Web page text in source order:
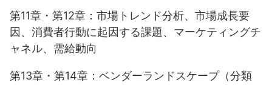
第11章・第12章：市場トレンド分析、市場成長要
因、消費者行動に起因する課題、マーケティングチ
ャネル、需給動向
第13章・第14章：ベンダーランドスケープ（分類